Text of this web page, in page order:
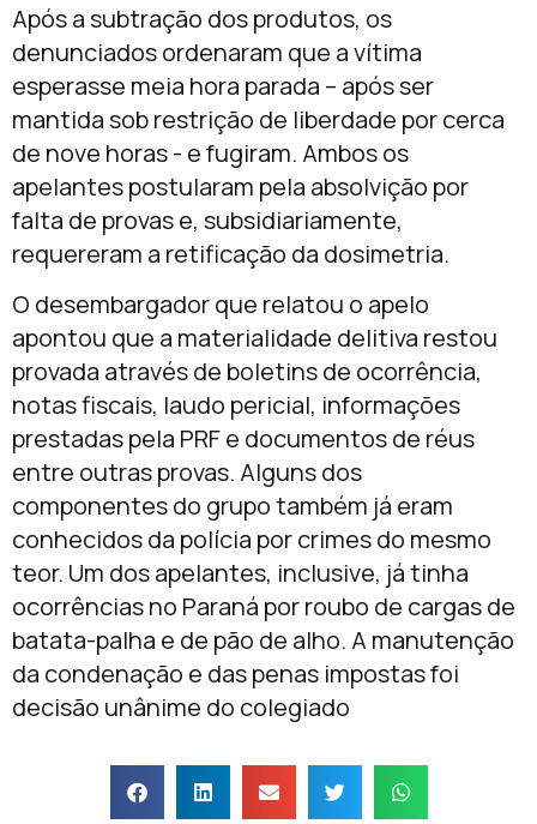
Após a subtração dos produtos, os
denunciados ordenaram que a vítima
esperasse meia hora parada – após ser
mantida sob restrição de liberdade por cerca
de nove horas ­- e fugiram. Ambos os
apelantes postularam pela absolvição por
falta de provas e, subsidiariamente,
requereram a retificação da dosimetria.
O desembargador que relatou o apelo
apontou que a materialidade delitiva restou
provada através de boletins de ocorrência,
notas fiscais, laudo pericial, informações
prestadas pela PRF e documentos de réus
entre outras provas. Alguns dos
componentes do grupo também já eram
conhecidos da polícia por crimes do mesmo
teor. Um dos apelantes, inclusive, já tinha
ocorrências no Paraná por roubo de cargas de
batata-palha e de pão de alho. A manutenção
da condenação e das penas impostas foi
decisão unânime do colegiado